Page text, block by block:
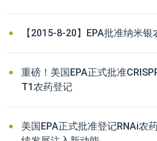
【2015-8-20】EPA批准纳米银
重磅！美国EPA正式批准
T1农药登记
美国EPA正式批准登记RNAi农